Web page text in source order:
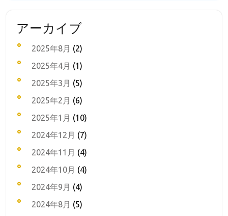
アーカイブ
2025年8月 (2)
2025年4月 (1)
2025年3月 (5)
2025年2月 (6)
2025年1月 (10)
2024年12月 (7)
2024年11月 (4)
2024年10月 (4)
2024年9月 (4)
2024年8月 (5)